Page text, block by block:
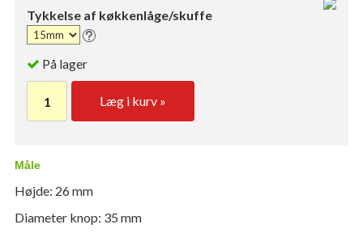
Tykkelse af køkkenlåge/skuffe
På lager
Læg i kurv »
Måle
Højde: 26 mm
Diameter knop: 35 mm